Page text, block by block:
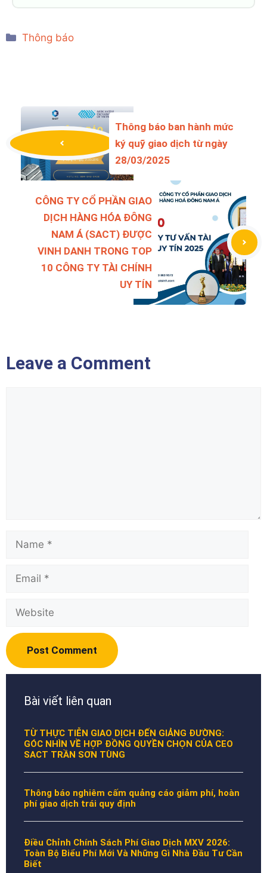
Categories
Thông báo
Thông báo ban hành mức
ký quỹ giao dịch từ ngày
28/03/2025
CÔNG TY CỔ PHẦN GIAO
DỊCH HÀNG HÓA ĐÔNG
NAM Á (SACT) ĐƯỢC
VINH DANH TRONG TOP
10 CÔNG TY TÀI CHÍNH
UY TÍN
Leave a Comment
Name
Email
Website
Bài viết liên quan
TỪ THỰC TIỄN GIAO DỊCH ĐẾN GIẢNG ĐƯỜNG:
GÓC NHÌN VỀ HỢP ĐỒNG QUYỀN CHỌN CỦA CEO
SACT TRẦN SƠN TÙNG
Thông báo nghiêm cấm quảng cáo giảm phí, hoàn
phí giao dịch trái quy định
Điều Chỉnh Chính Sách Phí Giao Dịch MXV 2026:
Toàn Bộ Biểu Phí Mới Và Những Gì Nhà Đầu Tư Cần
Biết